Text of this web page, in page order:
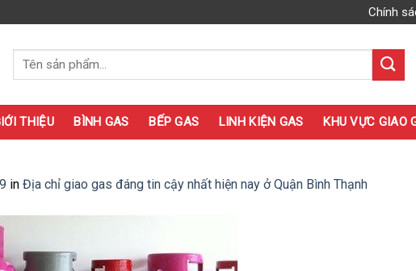
Chính
Tìm
kiếm:
THIỆU BÌNH GAS BẾP GAS LINH KIỆN GAS KHU VỰC GIAO
in Địa chỉ giao gas đáng tin cậy nhất hiện nay ở Quận Bình Thạnh